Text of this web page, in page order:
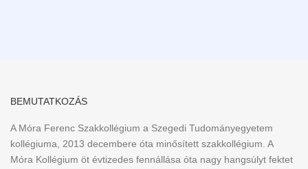
BEMUTATKOZÁS
A Móra Ferenc Szakkollégium a Szegedi Tudományegyetem
kollégiuma, 2013 decembere óta minősített szakkollégium. A
Móra Kollégium öt évtizedes fennállása óta nagy hangsúlyt fektet